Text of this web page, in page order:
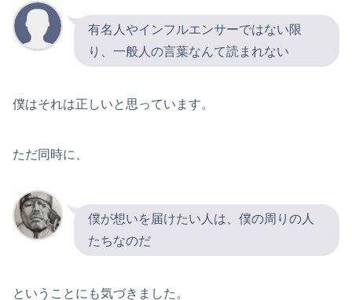
有名人やインフルエンサーではない限
り、一般人の言葉なんて読まれない
僕はそれは正しいと思っています。
ただ同時に、
僕が想いを届けたい人は、僕の周りの人
たちなのだ
ということにも気づきました。